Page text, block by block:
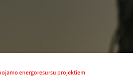
energoresursu projektiem